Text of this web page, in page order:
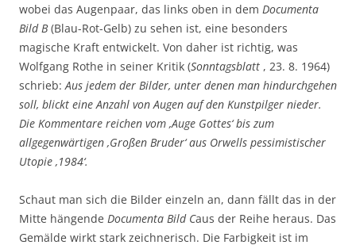
wobei das Augenpaar, das links oben in dem Documenta
Bild B(Blau-Rot-Gelb) zu sehen ist, eine besonders
magische Kraft entwickelt. Von daher ist richtig, was
Wolfgang Rothe in seiner Kritik (Sonntagsblatt , 23. 8. 1964)
schrieb: Aus jedem der Bilder, unter denen man hindurchgehen
soll, blickt eine Anzahl von Augen auf den Kunstpilger nieder.
Die Kommentare reichen vom ‚Auge Gottes‘ bis zum
allgegenwärtigen ‚Großen Bruder‘ aus Orwells pessimistischer
Utopie ‚1984‘.
Schaut man sich die Bilder einzeln an, dann fällt das in der
Mitte hängende Documenta Bild Caus der Reihe heraus. Das
Gemälde wirkt stark zeichnerisch. Die Farbigkeit ist im